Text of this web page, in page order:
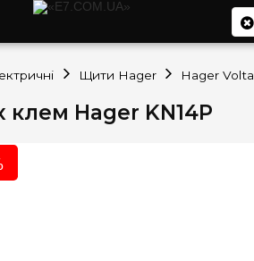
клем Hager KN14P
Щити Hager Hager Volta